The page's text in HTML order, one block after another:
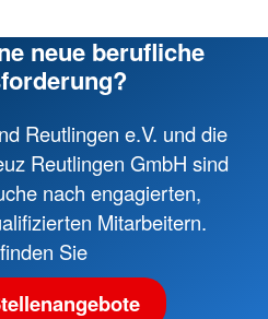
neue berufliche
Reutlingen e.V. und die
Reutlingen GmbH sind
nach engagierten,
Mitarbeitern.
Sie